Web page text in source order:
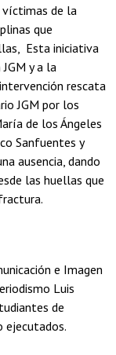
de la
que
Esta iniciativa
y a la
rescata
JGM por los
de los Ángeles
Sanfuentes y
ausencia, dando
las huellas que
e Imagen
Luis
de
ejecutados.